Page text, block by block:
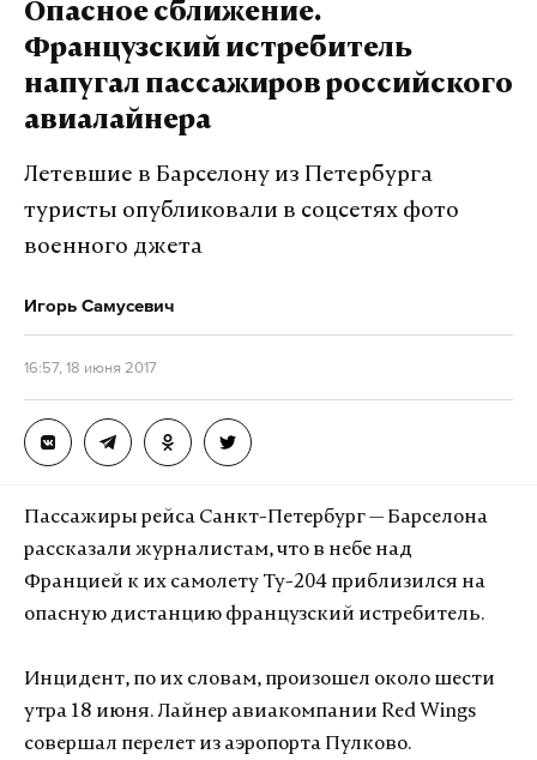
Опасное сближение.
Французский истребитель
напугал пассажиров российского
авиалайнера
Летевшие в Барселону из Петербурга
туристы опубликовали в соцсетях фото
военного джета
Игорь Самусевич
16:57, 18 июня 2017
Пассажиры рейса Санкт-Петербург — Барселона
рассказали журналистам, что в небе над
Францией к их самолету Ту-204 приблизился на
опасную дистанцию французский истребитель.
Инцидент, по их словам, произошел около шести
утра 18 июня. Лайнер авиакомпании Red Wings
совершал перелет из аэропорта Пулково.